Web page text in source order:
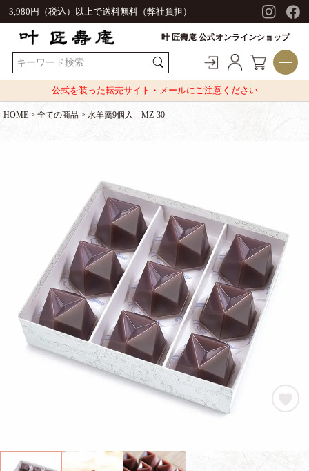
3,980円（税込）以上で送料無料（弊社負担）
叶 匠壽庵 公式オンラインショップ
公式を装った転売サイト・メールにご注意ください
HOME 全ての商品 水羊羹9個入 MZ-30